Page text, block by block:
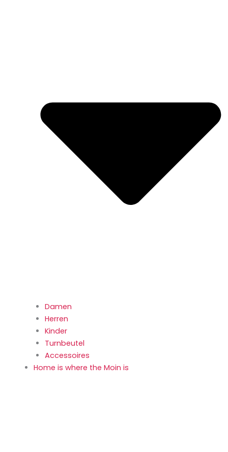
Damen
Herren
Kinder
Turnbeutel
Accessoires
Home is where the Moin is